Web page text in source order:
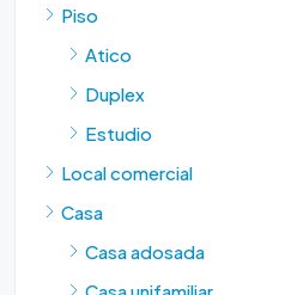
Piso
Atico
Duplex
Estudio
Local comercial
Casa
Casa adosada
Casa unifamiliar